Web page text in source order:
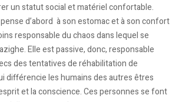
un statut social et matériel confortable.
d’abord à son estomac et à son confort
responsable du chaos dans lequel se
Elle est passive, donc, responsable
des tentatives de réhabilitation de
différencie les humains des autres êtres
et la conscience. Ces personnes se font